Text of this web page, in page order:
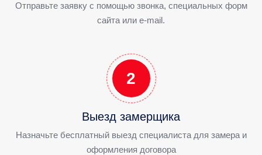
Отправьте заявку с помощью звонка, специальных форм
сайта или e-mail.
2
Выезд замерщика
Назначьте бесплатный выезд специалиста для замера и
оформления договора